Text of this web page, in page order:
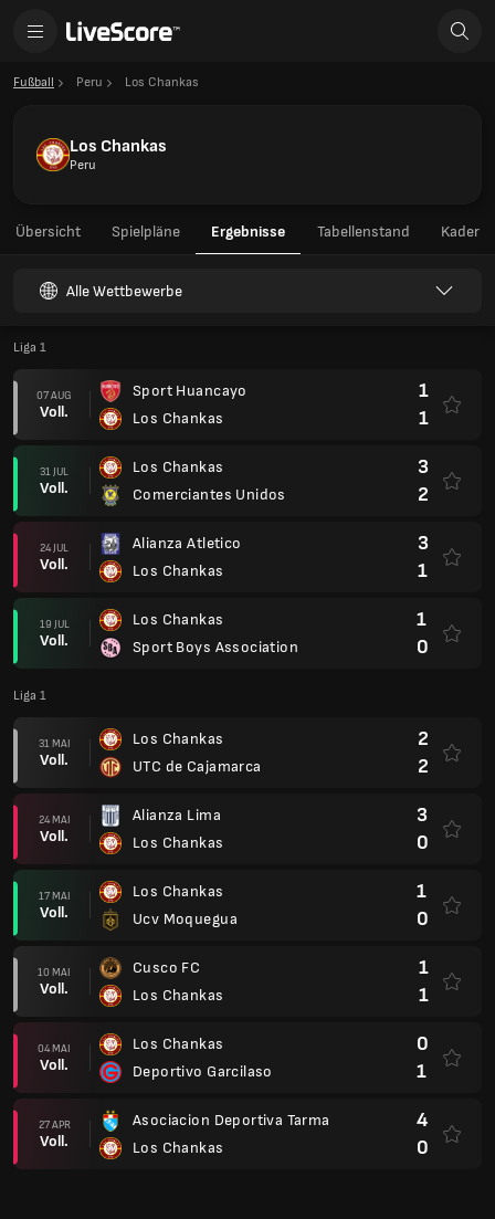
Fußball Peru Los Chankas
Los Chankas
Peru
Übersicht Spielpläne Ergebnisse Tabellenstand Kader
Alle Wettbewerbe
Liga 1
07 AUG
Voll.
Sport Huancayo
Los Chankas
1
1
31 JUL
Voll.
Los Chankas
Comerciantes Unidos
3
2
24 JUL
Voll.
Alianza Atletico
Los Chankas
3
1
19 JUL
Voll.
Los Chankas
Sport Boys Association
1
0
Liga 1
31 MAI
Voll.
Los Chankas
UTC de Cajamarca
2
2
24 MAI
Voll.
Alianza Lima
Los Chankas
3
0
17 MAI
Voll.
Los Chankas
Ucv Moquegua
1
0
10 MAI
Voll.
Cusco FC
Los Chankas
1
1
04 MAI
Voll.
Los Chankas
Deportivo Garcilaso
0
1
27 APR
Voll.
Asociacion Deportiva Tarma
Los Chankas
4
0